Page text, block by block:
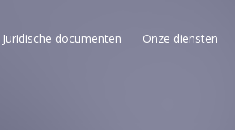
Juridische documenten Onze diensten